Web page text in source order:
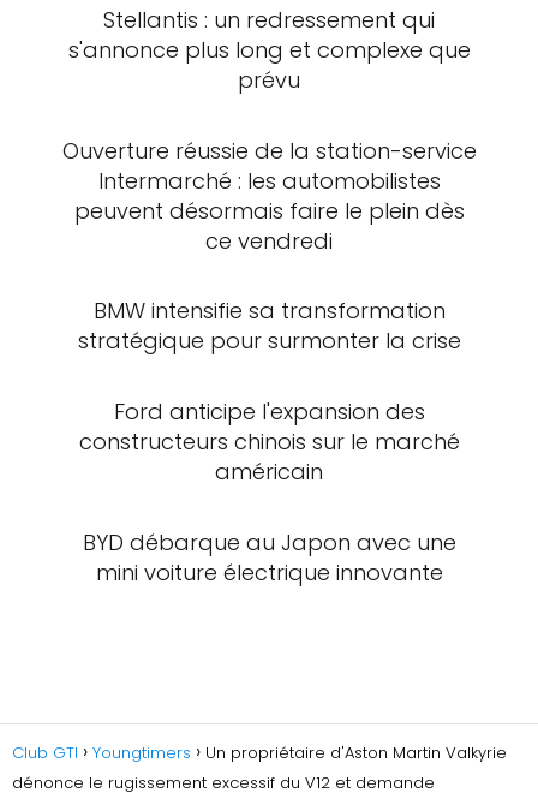
Stellantis : un redressement qui
s'annonce plus long et complexe que
prévu
Ouverture réussie de la station-service
Intermarché : les automobilistes
peuvent désormais faire le plein dès
ce vendredi
BMW intensifie sa transformation
stratégique pour surmonter la crise
Ford anticipe l'expansion des
constructeurs chinois sur le marché
américain
BYD débarque au Japon avec une
mini voiture électrique innovante
Club GTI Youngtimers
Un propriétaire d'Aston Martin Valkyrie
dénonce le rugissement excessif du V12 et demande